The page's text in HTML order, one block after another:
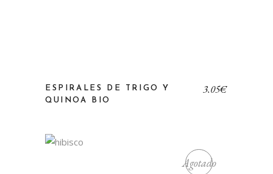
ESPIRALES DE TRIGO Y
QUINOA BIO
3,05€
Agotado